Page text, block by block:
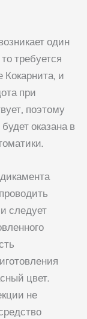
один
требуется
Кокарнита, и
при
поэтому
оказана в
следует
цвет.
не